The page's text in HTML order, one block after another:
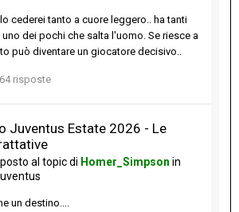
cederei tanto a cuore leggero.. ha tanti
dei pochi che salta l'uomo. Se riesce a
può diventare un giocatore decisivo..
risposte
Juventus Estate 2026 - Le
al topic di Homer_Simpson in
un destino....